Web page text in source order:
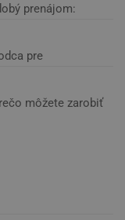
prenájom:
pre
môžete zarobiť